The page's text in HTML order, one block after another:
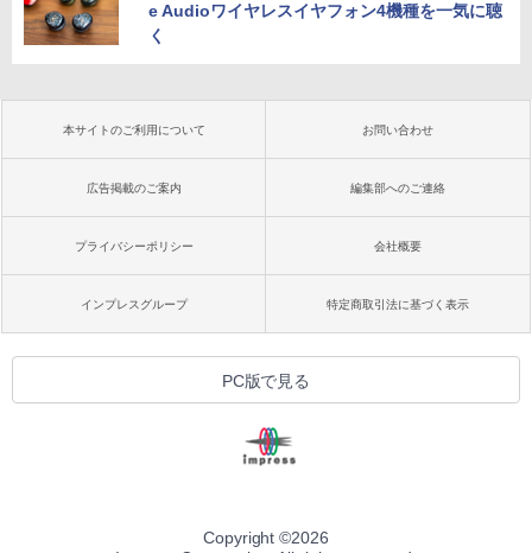
e Audioワイヤレスイヤフォン4機種を一気に聴
く
本サイトのご利用について お問い合わせ
広告掲載のご案内 編集部へのご連絡
プライバシーポリシー 会社概要
インプレスグループ 特定商取引法に基づく表示
PC版で見る
Copyright ©2026